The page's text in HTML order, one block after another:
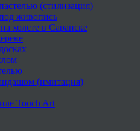
(стилизация)
живопись
холсте в Саранске
(имитация)
Touch Art